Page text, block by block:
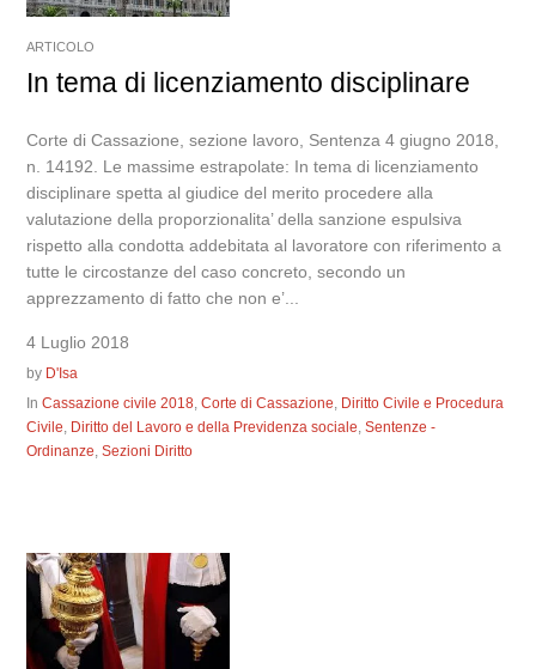
ARTICOLO
In tema di licenziamento disciplinare
Corte di Cassazione, sezione lavoro, Sentenza 4 giugno 2018,
n. 14192. Le massime estrapolate: In tema di licenziamento
disciplinare spetta al giudice del merito procedere alla
valutazione della proporzionalita’ della sanzione espulsiva
rispetto alla condotta addebitata al lavoratore con riferimento a
tutte le circostanze del caso concreto, secondo un
apprezzamento di fatto che non e’...
4 Luglio 2018
by D'Isa
InCassazione civile 2018,Corte di Cassazione, Diritto Civile e Procedura
Civile, Diritto del Lavoro e della Previdenza sociale,Sentenze -
Ordinanze,Sezioni Diritto